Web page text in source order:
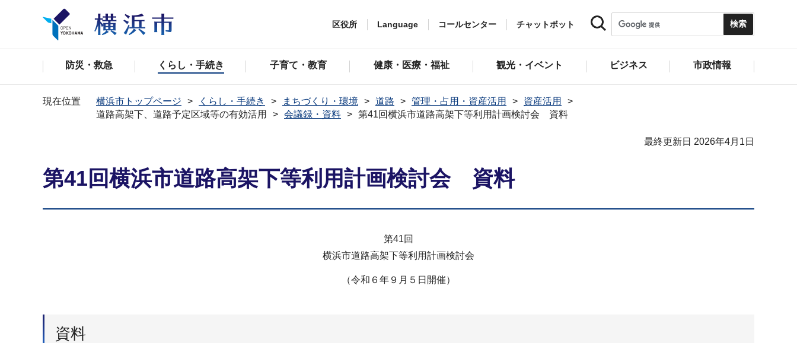
区役所 Language コールセンター チャットボット
防災・救急 くらし・手続き 子育て・教育 健康・医療・福祉 観光・イベント ビジネス 市政情報
現在位置 横浜市トップページ くらし・手続き まちづくり・環境 道路 管理・占用・資産活用
資産活用
道路高架下、道路予定区域等の有効活用
会議録・資料 第41回横浜市道路高架下等利用計画検討会 資料
最終更新日 2026年4月1日
第41回横浜市道路高架下等利用計画検討会 資料
第41回
横浜市道路高架下等利用計画検討会
（令和６年９月５日開催）
資料